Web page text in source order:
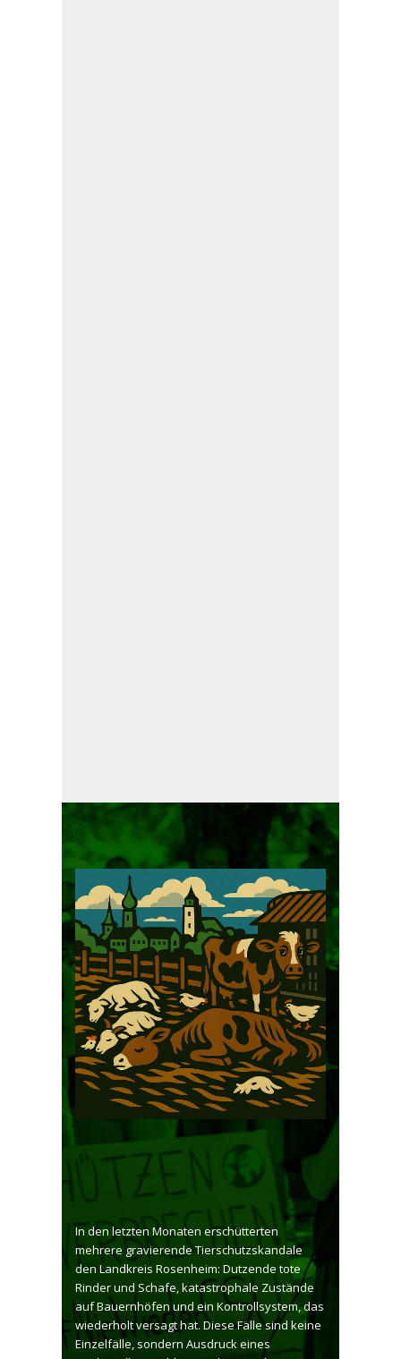
In den letzten Monaten erschütterten
mehrere gravierende Tierschutzskandale
den Landkreis Rosenheim: Dutzende tote
Rinder und Schafe, katastrophale Zustände
auf Bauernhöfen und ein Kontrollsystem, das
wiederholt versagt hat. Diese Fälle sind keine
Einzelfälle, sondern Ausdruck eines